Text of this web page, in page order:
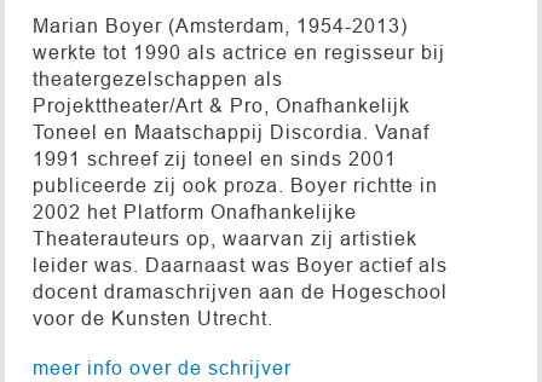
Marian Boyer (Amsterdam, 1954-2013)
werkte tot 1990 als actrice en regisseur bij
theatergezelschappen als
Projekttheater/Art & Pro, Onafhankelijk
Toneel en Maatschappij Discordia. Vanaf
1991 schreef zij toneel en sinds 2001
publiceerde zij ook proza. Boyer richtte in
2002 het Platform Onafhankelijke
Theaterauteurs op, waarvan zij artistiek
leider was. Daarnaast was Boyer actief als
docent dramaschrijven aan de Hogeschool
voor de Kunsten Utrecht.
meer info over de schrijver